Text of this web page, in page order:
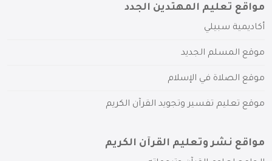
مواقع تعليم المهتدين الجدد
أكاديمية سبيلي
موقع المسلم الجديد
موقع الصلاة في الإسلام
موقع تعليم تفسير وتجويد القرآن الكريم
مواقع نشر وتعليم القرآن الكريم